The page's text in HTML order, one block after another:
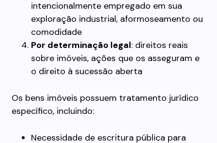
intencionalmente empregado em sua
exploração industrial, aformoseamento ou
comodidade
Por determinação legal: direitos reais
sobre imóveis, ações que os asseguram e
o direito à sucessão aberta
Os bens imóveis possuem tratamento jurídico
específico, incluindo:
Necessidade de escritura pública para